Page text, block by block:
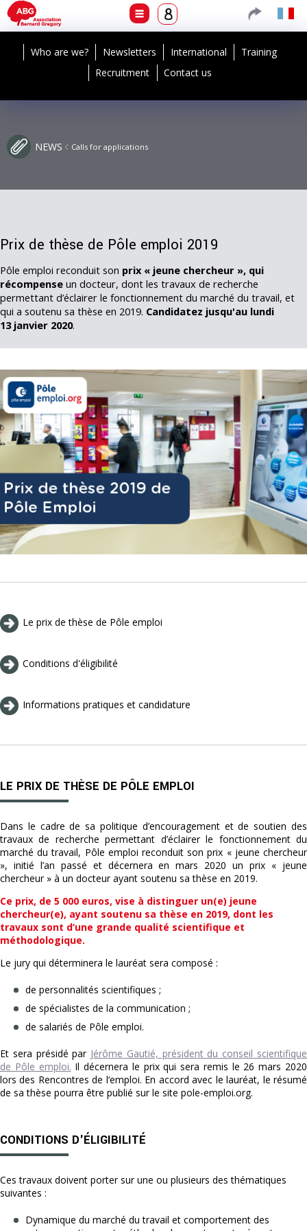
Who are we? Newsletters International
Training
Recruitment
Contact us
NEWS Calls for applications
Prix de thèse de Pôle emploi 2019
Pôle emploi reconduit son prix « jeune chercheur », qui
récompense un docteur, dont les travaux de recherche
permettant d’éclairer le fonctionnement du marché du travail, et
qui a soutenu sa thèse en 2019. Candidatez jusqu'au lundi
13 janvier 2020.
Le prix de thèse de Pôle emploi
Conditions d'éligibilité
Informations pratiques et candidature
LE PRIX DE THÈSE DE PÔLE EMPLOI
Dans le cadre de sa politique d’encouragement et de soutien des
travaux de recherche permettant d’éclairer le fonctionnement du
marché du travail, Pôle emploi reconduit son prix « jeune chercheur
», initié l’an passé et décernera en mars 2020 un prix « jeune
chercheur » à un docteur ayant soutenu sa thèse en 2019.
Ce prix, de 5 000 euros, vise à distinguer un(e) jeune
chercheur(e), ayant soutenu sa thèse en 2019, dont les
travaux sont d’une grande qualité scientifique et
méthodologique.
Le jury qui déterminera le lauréat sera composé :
de personnalités scientifiques ;
de spécialistes de la communication ;
de salariés de Pôle emploi.
Et sera présidé par Jérôme Gautié, président du conseil scientifique
de Pôle emploi. Il décernera le prix qui sera remis le 26 mars 2020
lors des Rencontres de l‘emploi. En accord avec le lauréat, le résumé
de sa thèse pourra être publié sur le site pole-emploi.org.
CONDITIONS D'ÉLIGIBILITÉ
Ces travaux doivent porter sur une ou plusieurs des thématiques
suivantes :
Dynamique du marché du travail et comportement des